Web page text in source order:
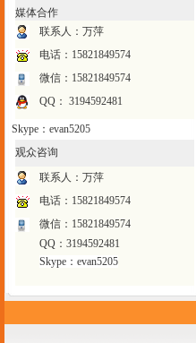
媒体合作
联系人：万萍
电话：15821849574
微信：15821849574
QQ： 3194592481
Skype：evan5205
观众咨询
联系人：万萍
电话：15821849574
微信：15821849574
QQ：3194592481
Skype：evan5205